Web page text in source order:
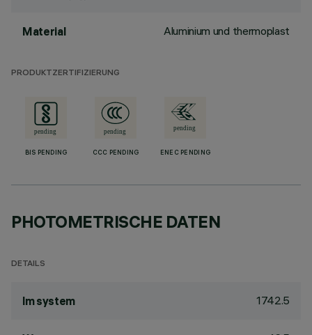
Material Aluminium und thermoplast
PRODUKTZERTIFIZIERUNG
BIS PENDING CCC PENDING ENEC PENDING
PHOTOMETRISCHE DATEN
DETAILS
lm system 1742.5